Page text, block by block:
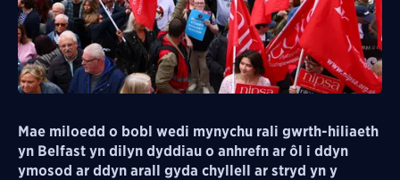
Mae miloedd o bobl wedi mynychu rali gwrth-hiliaeth
yn Belfast yn dilyn dyddiau o anhrefn ar ôl i ddyn
ymosod ar ddyn arall gyda chyllell ar stryd yn y